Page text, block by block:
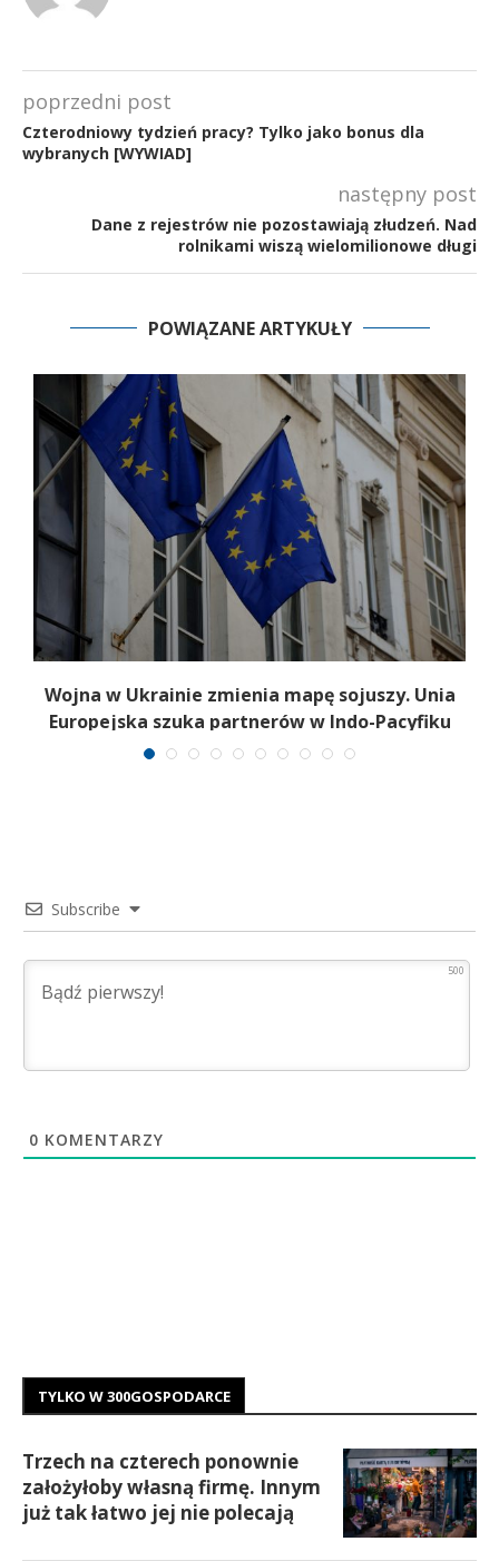
poprzedni post
Czterodniowy tydzień pracy? Tylko jako bonus dla
wybranych [WYWIAD]
następny post
Dane z rejestrów nie pozostawiają złudzeń. Nad
rolnikami wiszą wielomilionowe długi
POWIĄZANE ARTYKUŁY
Wojna w Ukrainie zmienia mapę sojuszy. Unia
Europejska szuka partnerów w Indo-Pacyfiku
Subscribe
500
0 KOMENTARZY
TYLKO W 300GOSPODARCE
Trzech na czterech ponownie
założyłoby własną firmę. Innym
już tak łatwo jej nie polecają